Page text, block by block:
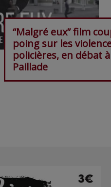
“Malgré eux” film
poing sur les
policières, en débat
Paillade